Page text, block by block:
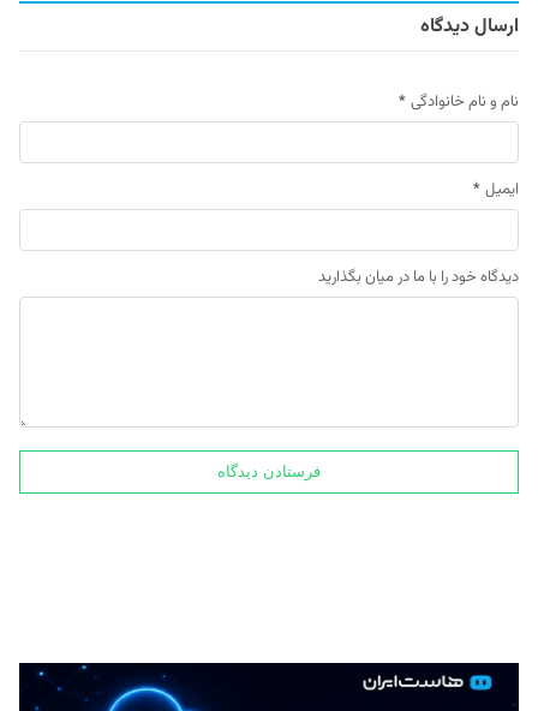
ارسال دیدگاه
نام و نام خانوادگی *
ایمیل *
دیدگاه خود را با ما در میان بگذارید